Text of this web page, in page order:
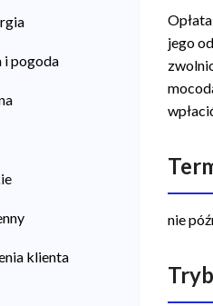
i pogoda
klienta
jego
nie